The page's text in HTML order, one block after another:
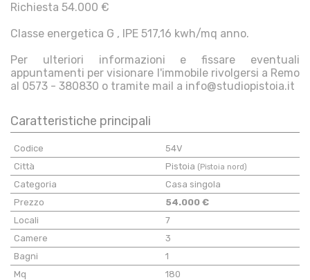
Richiesta 54.000 €
Classe energetica G , IPE 517,16 kwh/mq anno.
Per ulteriori informazioni e fissare eventuali
appuntamenti per visionare l'immobile rivolgersi a Remo
al 0573 - 380830 o tramite mail a info@studiopistoia.it
Caratteristiche principali
Codice
54V
Città
Pistoia (Pistoia nord)
Categoria
Casa singola
Prezzo
54.000 €
Locali
7
Camere
3
Bagni
1
Mq
180